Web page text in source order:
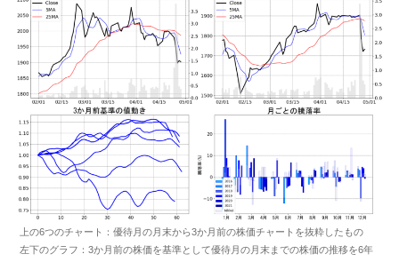
上の6つのチャート：優待月の月末から3か月前の株価チャートを抜粋したもの
左下のグラフ：3か月前の株価を基準として優待月の月末までの株価の推移を6年